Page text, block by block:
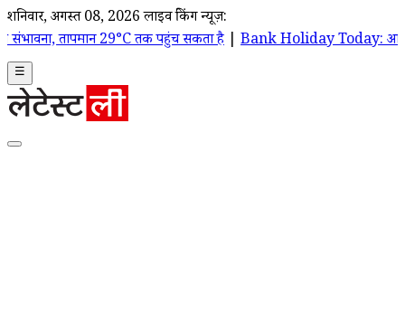
शनिवार, अगस्त 08, 2026 लाइव ब्रेकिंग न्यूज़:
29°C तक पहुंच सकता है|Bank Holiday Today: आज 8 अगस्त को बैंक
☰